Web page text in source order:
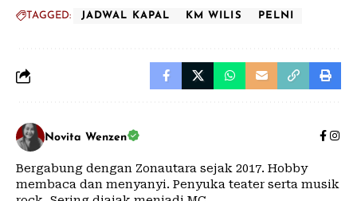
TAGGED: JADWAL KAPAL KM WILIS PELNI
Novita Wenzen
Bergabung dengan Zonautara sejak 2017. Hobby
membaca dan menyanyi. Penyuka teater serta musik